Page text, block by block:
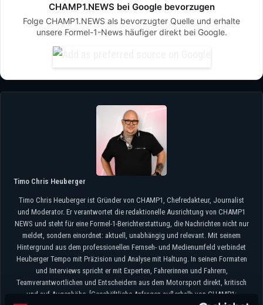
CHAMP1.NEWS bei Google bevorzugen
Folge CHAMP1.NEWS als bevorzugter Quelle und erhalte
unsere Formel-1-News häufiger direkt bei Google.
Timo Chris Heuberger
Timo Chris Heuberger ist Gründer von CHAMP1, Chefredakteur, Journalist
und Moderator. Er verantwortet die redaktionelle Ausrichtung von CHAMP1
NEWS und steht für eine Formel-1-Berichterstattung, die Nachrichten nicht nur
meldet, sondern einordnet: aktuell, unabhängig und relevant. Mit seinem
Hintergrund aus dem professionellen Fernseh- und Medienumfeld verbindet
Heuberger Tempo mit Präzision und Analyse mit Haltung. In seinen Formaten
und Interviews spricht er mit Experten, Fahrerinnen und Fahrern,
Teamverantwortlichen und Entscheidern aus dem Motorsport direkt, kritisch
und auf Augenhöhe. [Geschäftliche Anfragen außerhalb von CHAMP1: